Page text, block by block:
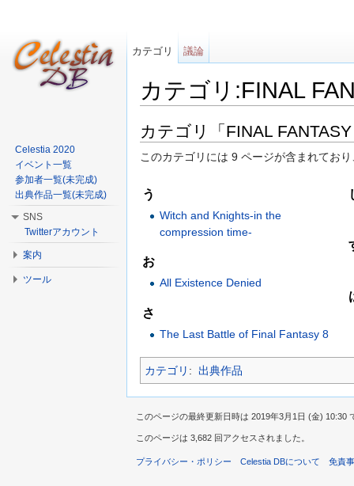
カテゴリ:FINAL
カテゴリ「FINAL
このカテゴリには 9 ページが含まれてお
う
Witch and Knights-in the
compression time-
お
All Existence Denied
さ
The Last Battle of Final Fantasy 8
カテゴリ : 出典作品
カテゴリ 議論
Celestia 2020
イベント一覧
参加者一覧(未完成)
出典作品一覧(未完成)
SNS
Twitterアカウント
案内
ツール
このページの最終更新日時は 2019年3月1日 (金) 10:30
このページは 3,682 回アクセスされました。
プライバシー・ポリシー Celestia DBについて 免責